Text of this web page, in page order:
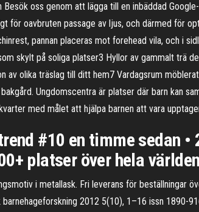
oss genom att lägga till en inbäddad
för oavbruten passage av ljus, och därmed för
pannan placeras mot forehead vila, och i
skylt på soliga platser3 Hyllor av gammalt trä
av olika träslag till ditt hem7 Vardagsrum
Ungdomscentra är platser där barn kan
med målet att hjälpa barnen att vara
#10 en timme sedan
platser över hela världen
i metallask. Fri leverans för beställningar
barnehageforskning 2012 5(10), 1–16 issn